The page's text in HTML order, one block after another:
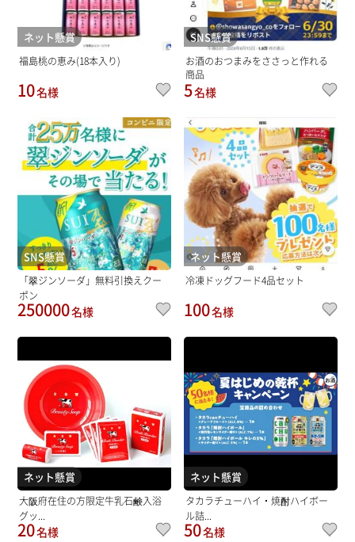
ネット懸賞
福島桃の恵み(18本入り)
10名様
SNS懸賞
お酒のおつまみをささっと作れる
商品
5名様
SNS懸賞
「翠ジンソーダ」無料引換えクー
ポン
250000名様
ネット懸賞
冷凍ドッグフード4品セット
100名様
ネット懸賞
大阪府在住の方限定牛乳石鹸入浴
グッ...
20名様
ネット懸賞
タカラチューハイ・焼酎ハイボー
ル詰...
50名様